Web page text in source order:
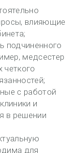
влияющие
подчиненного
медсестер
четкого
с работой
и
в решении
для